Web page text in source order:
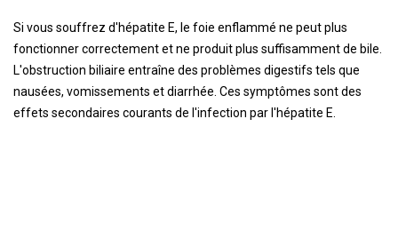
Si vous souffrez d'hépatite E, le foie enflammé ne peut plus
fonctionner correctement et ne produit plus suffisamment de bile.
L'obstruction biliaire entraîne des problèmes digestifs tels que
nausées, vomissements et diarrhée. Ces symptômes sont des
effets secondaires courants de l'infection par l'hépatite E.